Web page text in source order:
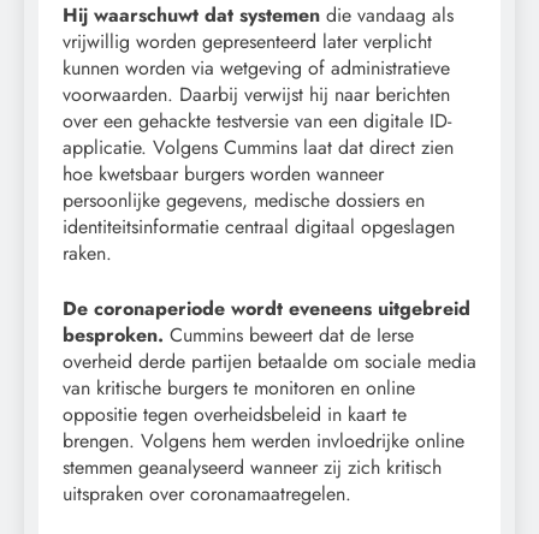
Hij waarschuwt dat systemen die vandaag als
vrijwillig worden gepresenteerd later verplicht
kunnen worden via wetgeving of administratieve
voorwaarden. Daarbij verwijst hij naar berichten
over een gehackte testversie van een digitale ID-
applicatie. Volgens Cummins laat dat direct zien
hoe kwetsbaar burgers worden wanneer
persoonlijke gegevens, medische dossiers en
identiteitsinformatie centraal digitaal opgeslagen
raken.
De coronaperiode wordt eveneens uitgebreid
besproken. Cummins beweert dat de Ierse
overheid derde partijen betaalde om sociale media
van kritische burgers te monitoren en online
oppositie tegen overheidsbeleid in kaart te
brengen. Volgens hem werden invloedrijke online
stemmen geanalyseerd wanneer zij zich kritisch
uitspraken over coronamaatregelen.